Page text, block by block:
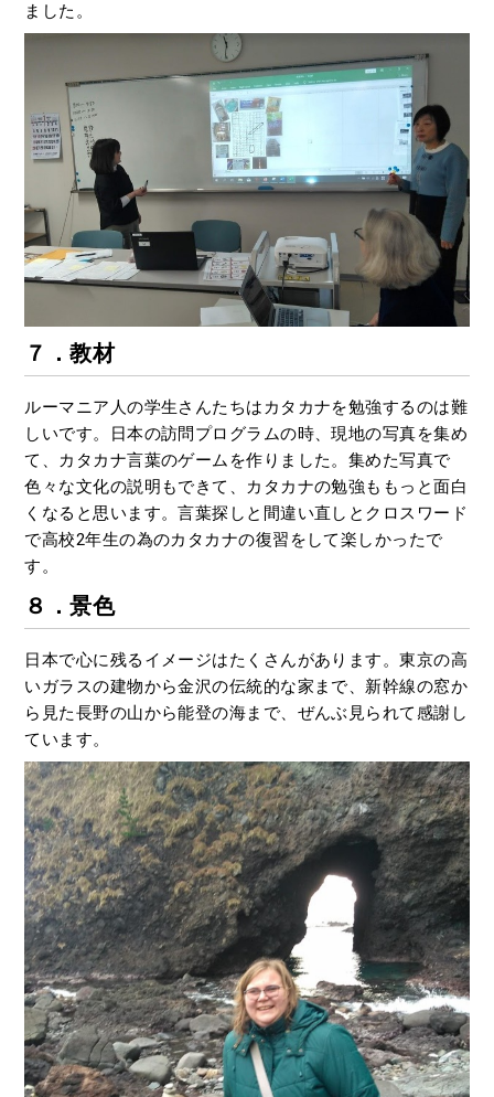
ました。
７．教材
ルーマニア人の学生さんたちはカタカナを勉強するのは難
しいです。日本の訪問プログラムの時、現地の写真を集め
て、カタカナ言葉のゲームを作りました。集めた写真で
色々な文化の説明もできて、カタカナの勉強ももっと面白
くなると思います。言葉探しと間違い直しとクロスワード
で高校2年生の為のカタカナの復習をして楽しかったで
す。
８．景色
日本で心に残るイメージはたくさんがあります。東京の高
いガラスの建物から金沢の伝統的な家まで、新幹線の窓か
ら見た長野の山から能登の海まで、ぜんぶ見られて感謝し
ています。